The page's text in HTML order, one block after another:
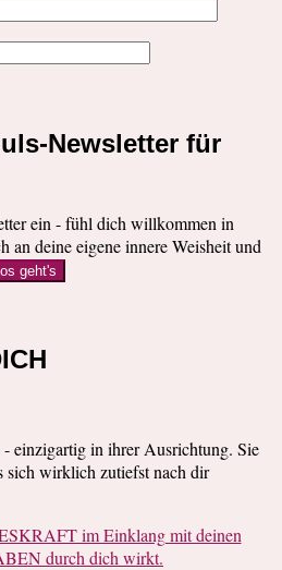
Newsletter für
ein - fühl dich willkommen in
an deine eigene innere Weisheit und
Los geht's
einzigartig in ihrer Ausrichtung. Sie
sich wirklich zutiefst nach dir
im Einklang mit deinen
durch dich wirkt.